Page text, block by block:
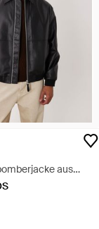
aus